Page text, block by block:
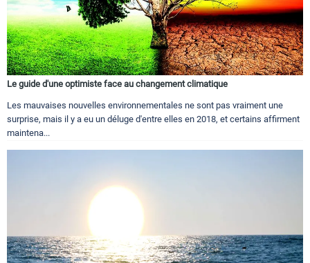
Le guide d'une optimiste face au changement climatique
Les mauvaises nouvelles environnementales ne sont pas vraiment une
surprise, mais il y a eu un déluge d'entre elles en 2018, et certains affirment
maintena...